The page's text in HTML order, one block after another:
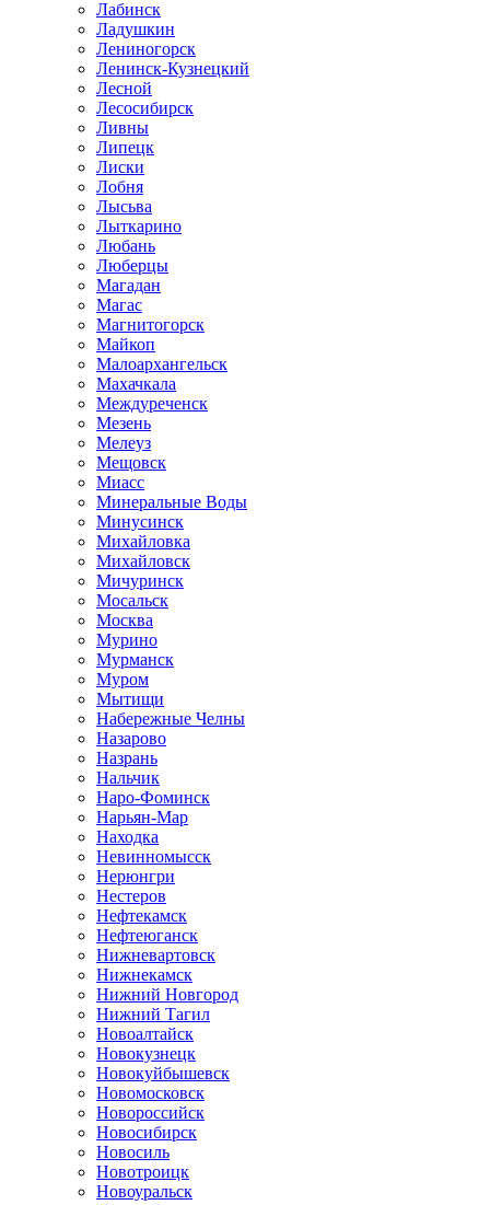
Лабинск
Ладушкин
Лениногорск
Ленинск-Кузнецкий
Лесной
Лесосибирск
Ливны
Липецк
Лиски
Лобня
Лысьва
Лыткарино
Любань
Люберцы
Магадан
Магас
Магнитогорск
Майкоп
Малоархангельск
Махачкала
Междуреченск
Мезень
Мелеуз
Мещовск
Миасс
Минеральные Воды
Минусинск
Михайловка
Михайловск
Мичуринск
Мосальск
Москва
Мурино
Мурманск
Муром
Мытищи
Набережные Челны
Назарово
Назрань
Нальчик
Наро-Фоминск
Нарьян-Мар
Находка
Невинномысск
Нерюнгри
Нестеров
Нефтекамск
Нефтеюганск
Нижневартовск
Нижнекамск
Нижний Новгород
Нижний Тагил
Новоалтайск
Новокузнецк
Новокуйбышевск
Новомосковск
Новороссийск
Новосибирск
Новосиль
Новотроицк
Новоуральск